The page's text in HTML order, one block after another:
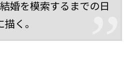
婚を模索するまでの日
く。